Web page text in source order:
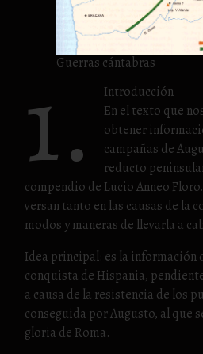
Guerras cántabras
1.
Introducción
En el texto que
obtener
campañas de
reducto
compendio de Lucio Anneo
versan tanto en las causas de la
modos y maneras de llevarla a
Idea principal: es la información
conquista de Hispania,
a causa de la resistencia de los
conseguida por Augusto, al que
gloria de Roma.